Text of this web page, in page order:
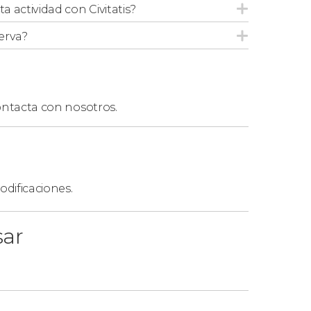
esta experiencia para personas con
en grupo reducido,
taquillas. No obstante, tendréis que
demorar el acceso unos minutos.
, por lo que hacer la reserva con
actividad con Civitatis?
con nosotros.